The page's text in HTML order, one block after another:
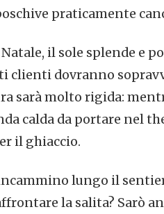
praticamente
il sole splende e
dovranno
sarà molto rigida:
calda da portare nel
il ghiaccio.
lungo il
la salita? Sarò